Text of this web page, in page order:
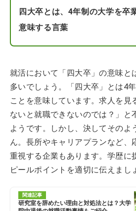
四大卒とは、4年制の大学を卒
意味する言葉
就活において「四大卒」の意味と
多いでしょう。「四大卒」とは4
ことを意味しています。求人を見
ないと就職できないのでは？」と
ようです。しかし、決してそのよ
ん。長所やキャリアプランなど、
重視する企業もあります。学歴に
ピールポイントを適切に伝えまし
関連記事
研究室を辞めたい理由と対処法とは？大学